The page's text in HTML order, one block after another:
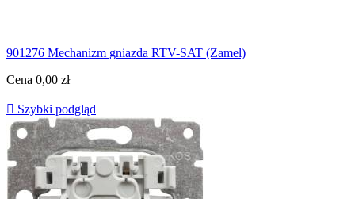
901276 Mechanizm gniazda RTV-SAT (Zamel)
Cena 0,00 zł
 Szybki podgląd